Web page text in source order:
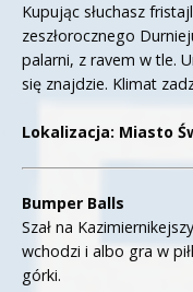
Kupując słuchasz
zeszłorocznego
palarni, z ravem w tle.
się znajdzie. Klimat
Lokalizacja: Miasto
Bumper Balls
Szał na
wchodzi i albo gra w
górki.